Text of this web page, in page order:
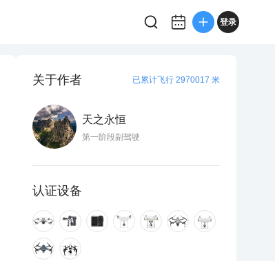
登录
关于作者 已累计飞行 2970017 米
天之永恒
第一阶段副驾驶
认证设备